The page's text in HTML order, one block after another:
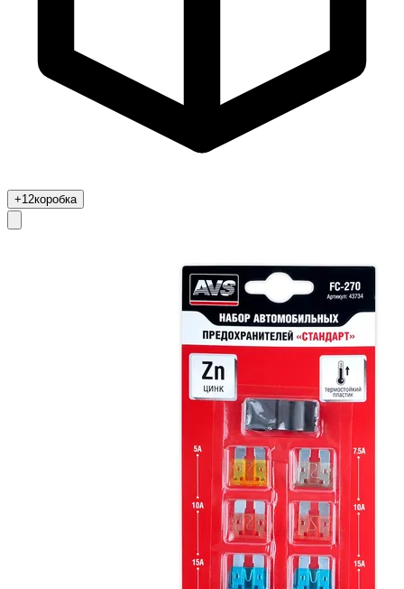
+12коробка